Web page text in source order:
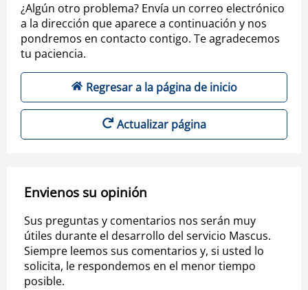
¿Algún otro problema? Envía un correo electrónico
a la dirección que aparece a continuación y nos
pondremos en contacto contigo. Te agradecemos
tu paciencia.
Regresar a la página de inicio
Actualizar página
Envienos su opinión
Sus preguntas y comentarios nos serán muy
útiles durante el desarrollo del servicio Mascus.
Siempre leemos sus comentarios y, si usted lo
solicita, le respondemos en el menor tiempo
posible.